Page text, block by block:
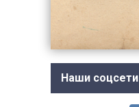
Наши соцсети